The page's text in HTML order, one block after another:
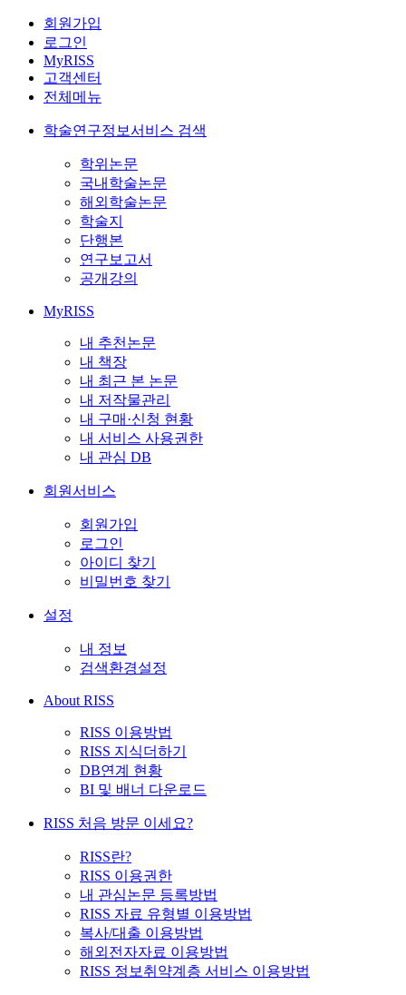
회원가입
로그인
MyRISS
고객센터
전체메뉴
학술연구정보서비스 검색
학위논문
국내학술논문
해외학술논문
학술지
단행본
연구보고서
공개강의
MyRISS
내 추천논문
내 책장
내 최근 본 논문
내 저작물관리
내 구매·신청 현황
내 서비스 사용권한
내 관심 DB
회원서비스
회원가입
로그인
아이디 찾기
비밀번호 찾기
설정
내 정보
검색환경설정
About RISS
RISS 이용방법
RISS 지식더하기
DB연계 현황
BI 및 배너 다운로드
RISS 처음 방문 이세요?
RISS란?
RISS 이용권한
내 관심논문 등록방법
RISS 자료 유형별 이용방법
복사/대출 이용방법
해외전자자료 이용방법
RISS 정보취약계층 서비스 이용방법